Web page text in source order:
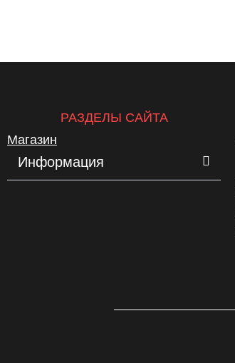
РАЗДЕЛЫ САЙТА
Магазин
Информация